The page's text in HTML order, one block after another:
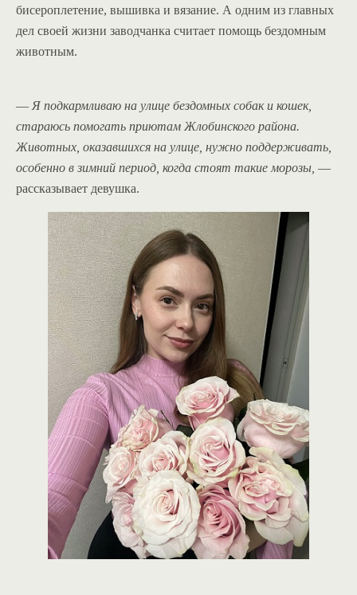
бисероплетение, вышивка и вязание. А одним из главных
дел своей жизни заводчанка считает помощь бездомным
животным.
— Я подкармливаю на улице бездомных собак и кошек,
стараюсь помогать приютам Жлобинского района.
Животных, оказавшихся на улице, нужно поддерживать,
особенно в зимний период, когда стоят такие морозы, —
рассказывает девушка.